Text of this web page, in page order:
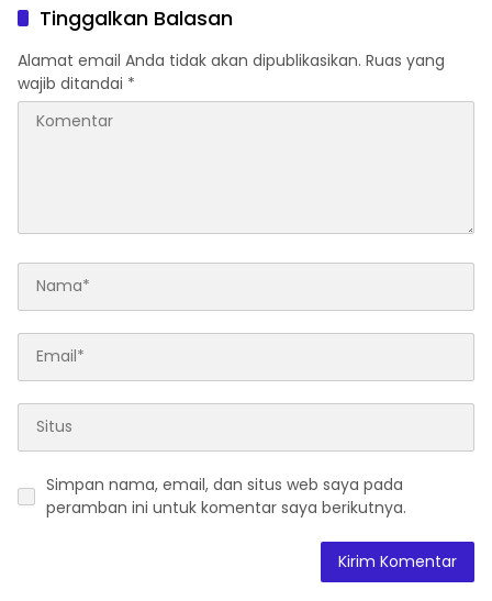
Tinggalkan Balasan
Alamat email Anda tidak akan dipublikasikan. Ruas yang
wajib ditandai *
Simpan nama, email, dan situs web saya pada
peramban ini untuk komentar saya berikutnya.